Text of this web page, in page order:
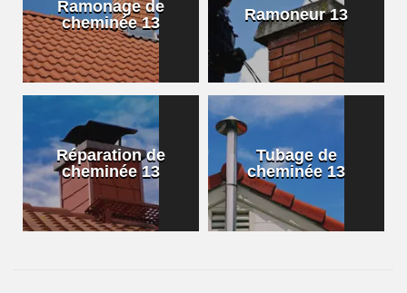
Ramonage de
cheminée 13
Ramoneur 13
Réparation de
cheminée 13
Tubage de
cheminée 13